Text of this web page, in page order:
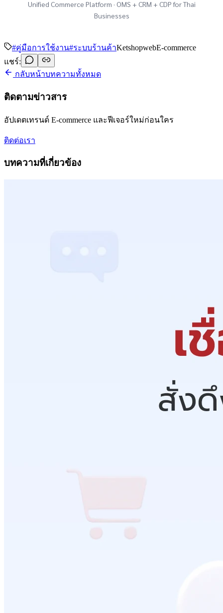
Unified Commerce Platform · OMS + CRM + CDP for Thai
Businesses
#คู่มือการใช้งาน#ระบบร้านค้าKetshopwebE-commerce
แชร์:
กลับหน้าบทความทั้งหมด
ติดตามข่าวสาร
อัปเดตเทรนด์ E-commerce และฟีเจอร์ใหม่ก่อนใคร
ติดต่อเรา
บทความที่เกี่ยวข้อง